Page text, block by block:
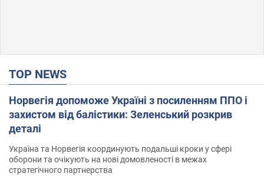
TOP NEWS
Норвегія допоможе Україні з посиленням ППО і
захистом від балістики: Зеленський розкрив
деталі
Україна та Норвегія координують подальші кроки у сфері
оборони та очікують на нові домовленості в межах
стратегічного партнерства